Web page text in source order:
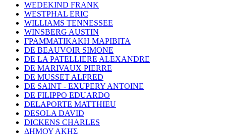
WEDEKIND FRANK
WESTPHAL ERIC
WILLIAMS TENNESSEE
WINSBERG AUSTIN
ΓΡΑΜΜΑΤΙΚΑΚΗ ΜΑΡΙΒΙΤΑ
DE BEAUVOIR SIMONE
DE LA PATELLIERE ALEXANDRE
DE MARIVAUX PIERRE
DE MUSSET ALFRED
DE SAINT - EXUPERY ANTOINE
DE FILIPPO EDUARDO
DELAPORTE MATTHIEU
DESOLA DAVID
DICKENS CHARLES
ΔΗΜΟΥ ΑΚΗΣ